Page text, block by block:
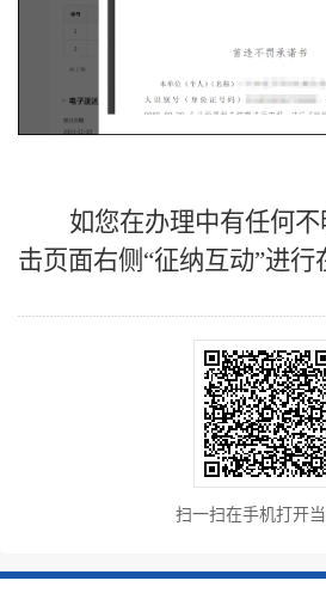
如您在办理中有任何
击页面右侧 “征纳互动”进行
扫一扫在手机打开